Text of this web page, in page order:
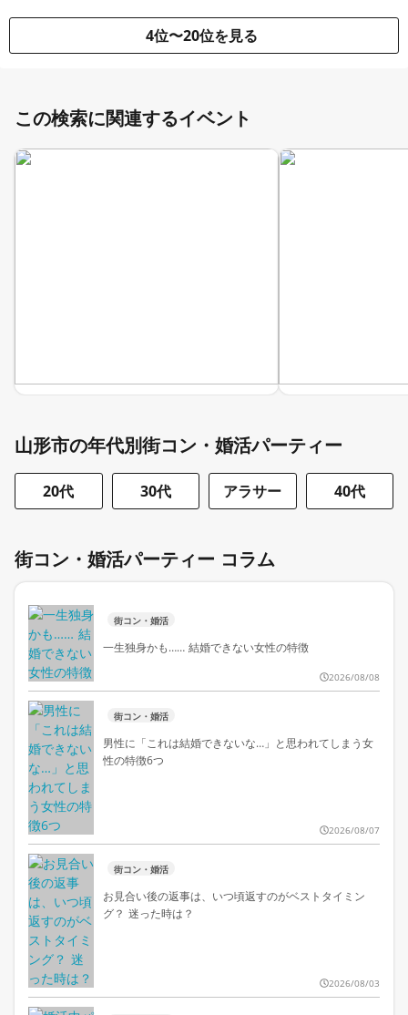
4位〜20位を見る
この検索に関連するイベント
山形市の年代別街コン・婚活パーティー
20代 30代 アラサー 40代
街コン・婚活パーティー コラム
街コン・婚活
一生独身かも…… 結婚できない女性の特徴
2026/08/08
街コン・婚活
男性に「これは結婚できないな…」と思われてしまう女
性の特徴6つ
2026/08/07
街コン・婚活
お見合い後の返事は、いつ頃返すのがベストタイミン
グ？ 迷った時は？
2026/08/03